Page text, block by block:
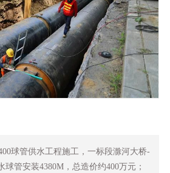
球管供水工程施工，一标段滁河大桥-
球管安装4380M，总造价约400万元；